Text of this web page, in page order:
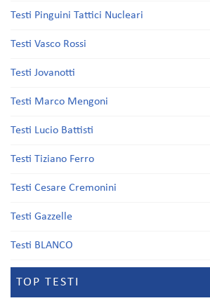
Testi Pinguini Tattici Nucleari
Testi Vasco Rossi
Testi Jovanotti
Testi Marco Mengoni
Testi Lucio Battisti
Testi Tiziano Ferro
Testi Cesare Cremonini
Testi Gazzelle
Testi BLANCO
TOP TESTI